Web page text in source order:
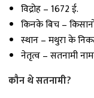
विद्रोह – 1672 ई.
किनके बिच –
स्थान – मथुरा के
नेतृत्व – सतनामी
कौन थे सतनामी?